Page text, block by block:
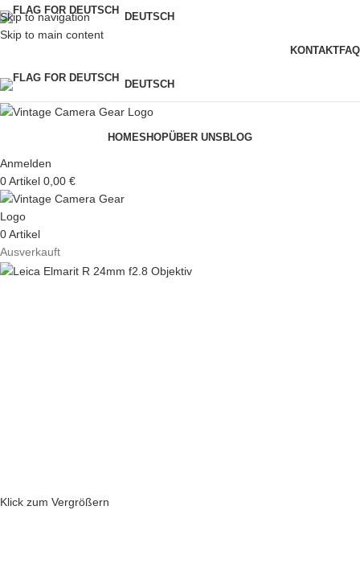
Skip to navigation
Skip to main content
DEUTSCH
KONTAKTFAQ
DEUTSCH
HOMESHOPÜBER UNS BLOG
Anmelden
0Artikel 0,00 €
0Artikel
Ausverkauft
Klick zum Vergrößern